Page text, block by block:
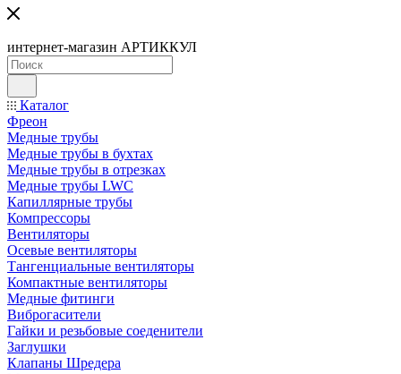
интернет-магазин АРТИККУЛ
Каталог
Фреон
Медные трубы
Медные трубы в бухтах
Медные трубы в отрезках
Медные трубы LWC
Капиллярные трубы
Компрессоры
Вентиляторы
Осевые вентиляторы
Тангенциальные вентиляторы
Компактные вентиляторы
Медные фитинги
Виброгасители
Гайки и резьбовые соеденители
Заглушки
Клапаны Шредера